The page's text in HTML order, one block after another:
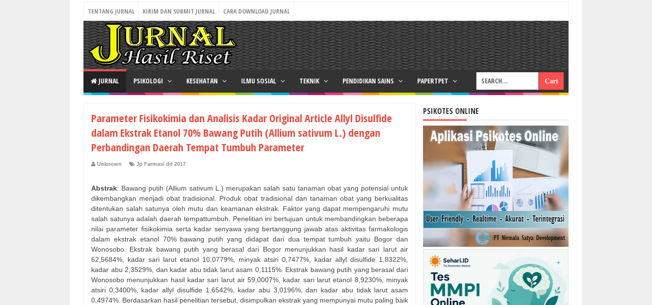
TENTANG JURNAL KIRIM DAN SUBMIT JURNAL CARA DOWNLOAD JURNAL
JURNAL PSIKOLOGI KESEHATAN ILMU SOSIAL TEKNIK PENDIDIKAN SAINS PAPERTPET
Parameter Fisikokimia dan Analisis Kadar Original Article Allyl Disulfide
dalam Ekstrak Etanol 70% Bawang Putih (Allium sativum L.) dengan
Perbandingan Daerah Tempat Tumbuh Parameter
Unknown Jp Farmasi dd 2017
Abstrak: Bawang putih (Allium sativum L.) merupakan salah satu tanaman obat yang potensial untuk
dikembangkan menjadi obat tradisional. Produk obat tradisional dan tanaman obat yang berkualitas
ditentukan salah satunya oleh mutu dan keamanan ekstrak. Faktor yang dapat mempengaruhi mutu
salah satunya adalah daerah tempattumbuh. Penelitian ini bertujuan untuk membandingkan beberapa
nilai parameter fisikokimia serta kadar senyawa yang bertanggung jawab atas aktivitas farmakologis
dalam ekstrak etanol 70% bawang putih yang didapat dari dua tempat tumbuh yaitu Bogor dan
Wonosobo. Ekstrak bawang putih yang berasal dari Bogor menunjukkan hasil kadar sari larut air
62,5684%, kadar sari larut etanol 10,0779%, minyak atsiri 0,7477%, kadar allyl disulfide 1,8322%,
kadar abu 2,3529%, dan kadar abu tidak larut asam 0,1115%. Ekstrak bawang putih yang berasal dari
Wonosobo menunjukkan hasil kadar sari larut air 59,0007%, kadar sari larut etanol 8,9230%, minyak
atsiri 0,3400%, kadar allyl disulfide 1,6542%, kadar abu 3,0196%, dan kadar abu tidak larut asam
0,4974%. Berdasarkan hasil penelitian tersebut, disimpulkan ekstrak yang mempunyai mutu paling baik
PSIKOTES ONLINE